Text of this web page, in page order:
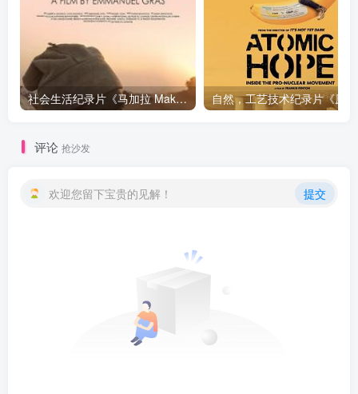
社会生活纪录片《马加拉 Makala》下载
评论 抢沙发
欢迎您留下宝贵的见解！ 提交